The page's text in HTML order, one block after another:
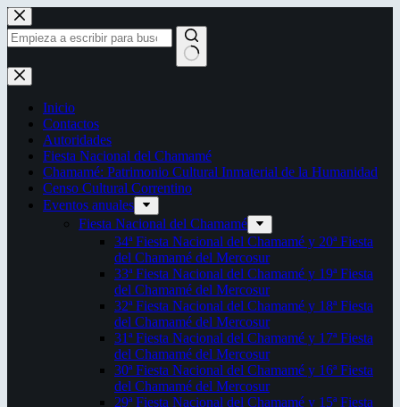
Saltar
al
contenido
Sin
resultados
Inicio
Contactos
Autoridades
Fiesta Nacional del Chamamé
Chamamé: Patrimonio Cultural Inmaterial de la Humanidad
Censo Cultural Correntino
Eventos anuales
Fiesta Nacional del Chamamé
34ª Fiesta Nacional del Chamamé y 20ª Fiesta
del Chamamé del Mercosur
33ª Fiesta Nacional del Chamamé y 19ª Fiesta
del Chamamé del Mercosur
32ª Fiesta Nacional del Chamamé y 18ª Fiesta
del Chamamé del Mercosur
31ª Fiesta Nacional del Chamamé y 17ª Fiesta
del Chamamé del Mercosur
30ª Fiesta Nacional del Chamamé y 16ª Fiesta
del Chamamé del Mercosur
29ª Fiesta Nacional del Chamamé y 15ª Fiesta